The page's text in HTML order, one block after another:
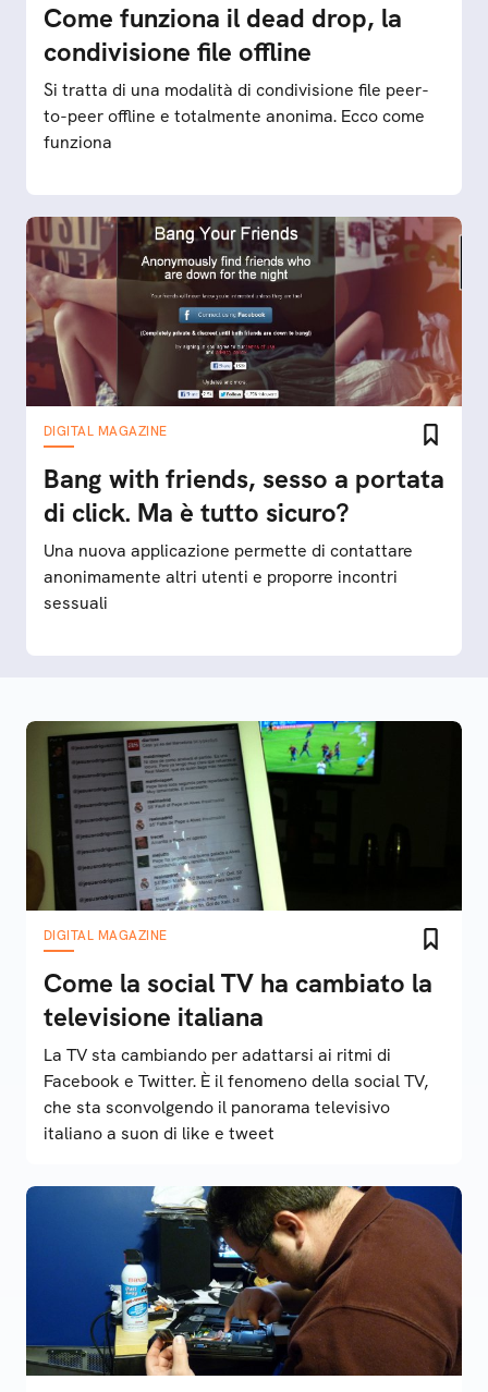
Come funziona il dead drop, la
condivisione file offline
Si tratta di una modalità di condivisione file peer-
to-peer offline e totalmente anonima. Ecco come
funziona
DIGITAL MAGAZINE
Bang with friends, sesso a portata
di click. Ma è tutto sicuro?
Una nuova applicazione permette di contattare
anonimamente altri utenti e proporre incontri
sessuali
DIGITAL MAGAZINE
Come la social TV ha cambiato la
televisione italiana
La TV sta cambiando per adattarsi ai ritmi di
Facebook e Twitter. È il fenomeno della social TV,
che sta sconvolgendo il panorama televisivo
italiano a suon di like e tweet